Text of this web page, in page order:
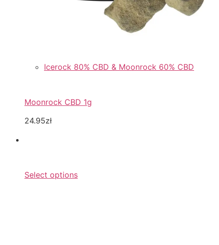
Icerock 80% CBD & Moonrock 60% CBD
Moonrock CBD 1g
24.95zł
Select options